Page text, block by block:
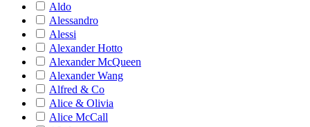
Aldo
Alessandro
Alessi
Alexander Hotto
Alexander McQueen
Alexander Wang
Alfred & Co
Alice & Olivia
Alice McCall